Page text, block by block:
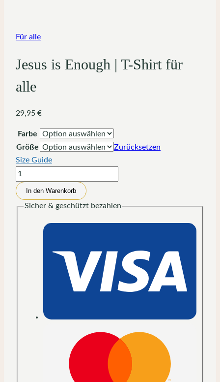
Für alle
Jesus is Enough | T-Shirt für
alle
29,95 €
Farbe
Größe
Zurücksetzen
Size Guide
Jesus
is
Enough
In den Warenkorb
Sicher & geschützt bezahlen